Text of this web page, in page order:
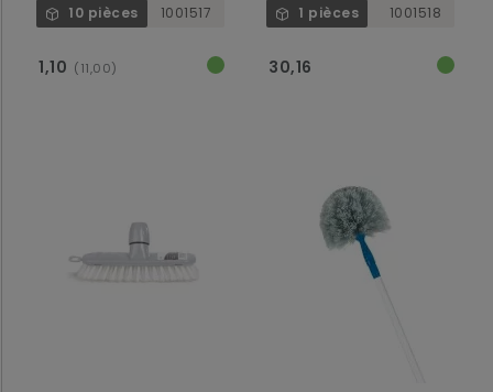
10 pièces 1001517
1,10 (11,00)
1 pièces 1001518
30,16